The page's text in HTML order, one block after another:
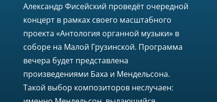
Александр Фисейский проведёт очередной
концерт в рамках своего масштабного
проекта «Антология органной музыки» в
соборе на Малой Грузинской. Программа
вечера будет представлена
произведениями Баха и Мендельсона.
Такой выбор композиторов неслучаен: